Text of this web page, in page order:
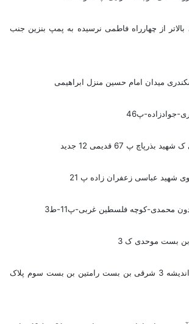
از چهارراه فاطمی نرسیده به پمپ بنزین جنب
میدان امام حسین منزل ابراهیمی
جوادزاده-پ46
پ 67 قدیمی 12 جدید
عباسی زعفران زاده پ 21
محمدی-کوچه فلسطین غربی-پ11-ط3
بن بست موحدی ک 3
خ سهرودی شمالی خ اندیشه 3 شرقی بن بست رامتین بن بست سوم پلاک